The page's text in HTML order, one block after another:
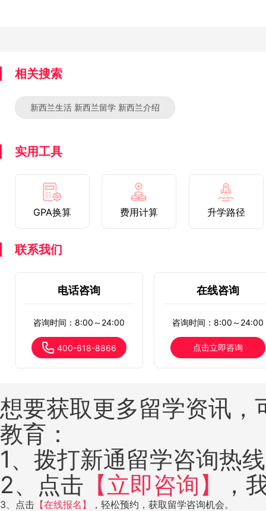
相关搜索
新西兰生活 新西兰留学 新西兰介绍
实用工具
GPA换算 费用计算 升学路径
联系我们
电话咨询
咨询时间：8:00～24:00
400-618-8866
在线咨询
咨询时间：8:00～24:00
点击立即咨询
想要获取更多留学资讯
教育：
1、拨打新通留学咨询热
2、点击 【立即咨询】 ，
3、点击 【在线报名】 ，轻松预约，获取留学咨询机会。